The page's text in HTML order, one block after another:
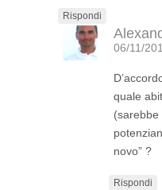
Rispondi
06/11/
quale
(sarebbe
novo” ?
Rispondi